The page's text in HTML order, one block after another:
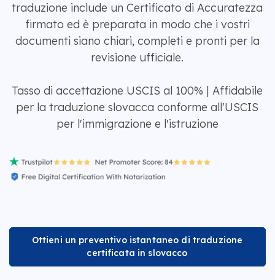
traduzione include un Certificato di Accuratezza
firmato ed è preparata in modo che i vostri
documenti siano chiari, completi e pronti per la
revisione ufficiale.
Tasso di accettazione USCIS al 100% | Affidabile
per la traduzione slovacca conforme all'USCIS
per l'immigrazione e l'istruzione
Ottieni un preventivo istantaneo di traduzione
certificata in slovacco